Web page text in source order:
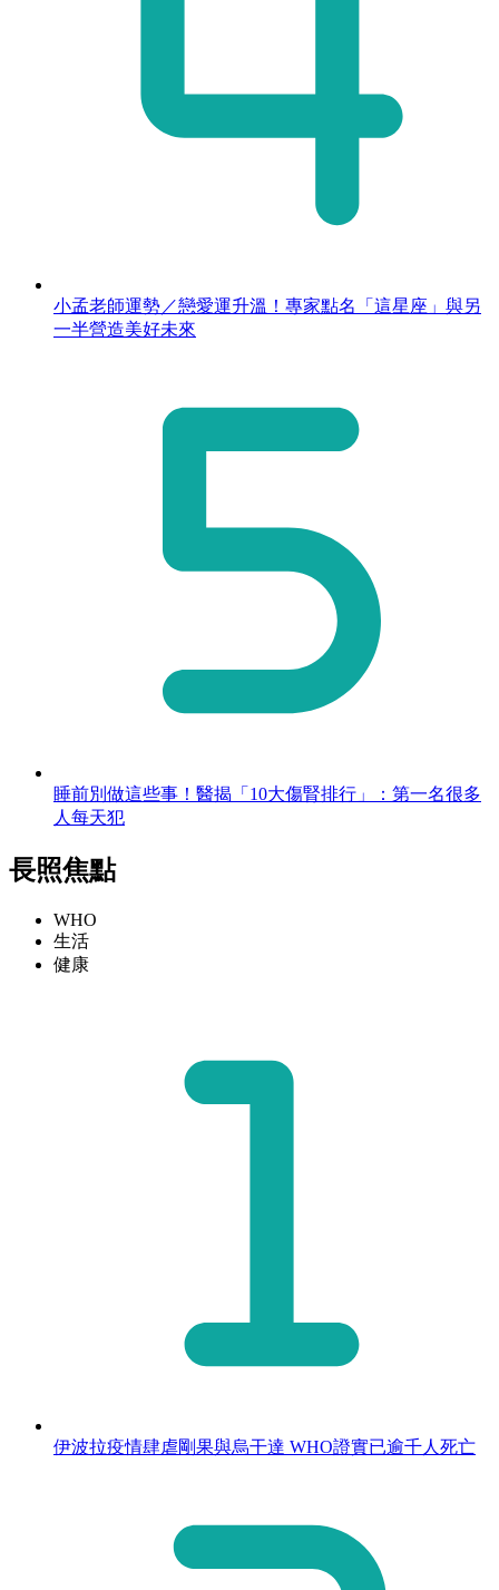
小孟老師運勢／戀愛運升溫！專家點名「這星座」與另
一半營造美好未來
睡前別做這些事！醫揭「10大傷腎排行」：第一名很多
人每天犯
長照焦點
WHO
生活
健康
伊波拉疫情肆虐剛果與烏干達 WHO證實已逾千人死亡